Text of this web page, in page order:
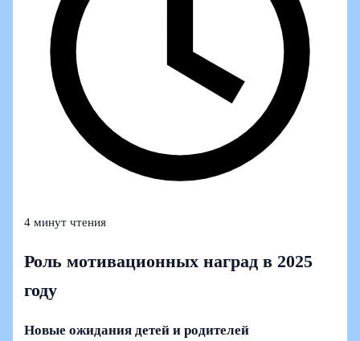
4 минут чтения
Роль мотивационных наград в 2025
году
Новые ожидания детей и родителей